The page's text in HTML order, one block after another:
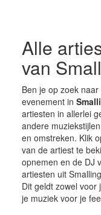
Alle
van
Ben je op zoek
evenement in
artiesten in allerlei
andere
en omstreken. Klik
van de artiest te
opnemen en de DJ
artiesten uit
Dit geldt zowel
je muziek voor je